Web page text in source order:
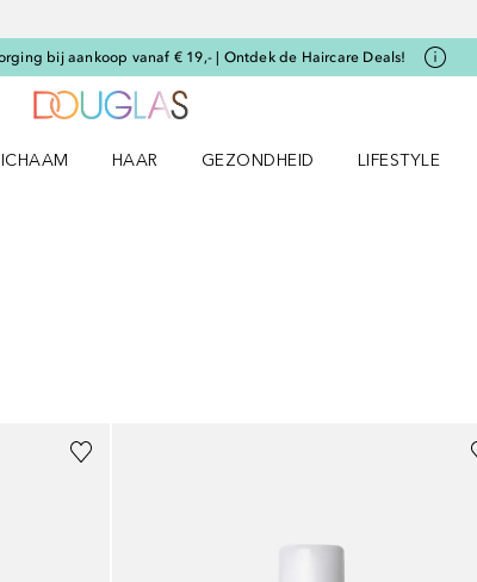
bij aankoop vanaf € 19,- | Ontdek de Haircare Deals!
HAAR
GEZONDHEID
LIFESTYLE